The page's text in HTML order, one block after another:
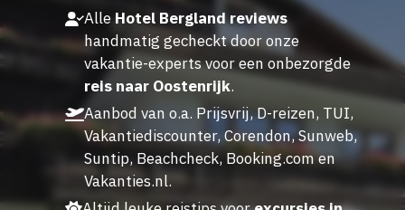
Alle Hotel Bergland reviews
handmatig gecheckt door onze
vakantie-experts voor een onbezorgde
reis naar Oostenrijk.
Aanbod van o.a. Prijsvrij, D-reizen, TUI,
Vakantiediscounter, Corendon, Sunweb,
Suntip, Beachcheck, Booking.com en
Vakanties.nl.